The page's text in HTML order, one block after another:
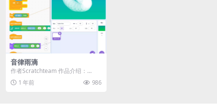
音律雨滴
作者Scratchteam 作品介绍：
🎵 用雨滴谱写你的音乐宇宙！ 🎵
《音律...
1 年前 986